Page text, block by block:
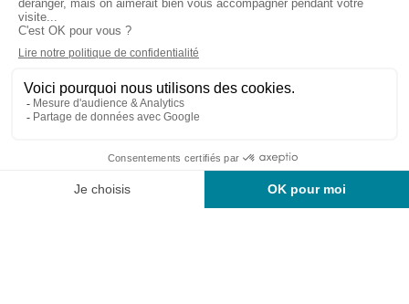
Cabinet d’experts-comptables commissaires aux
comptes sur Lille, Lens et Douai
Services Secteurs Outils
Recrutement
Actu